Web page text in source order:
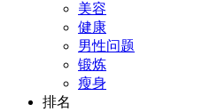
美容
健康
男性问题
锻炼
瘦身
排名